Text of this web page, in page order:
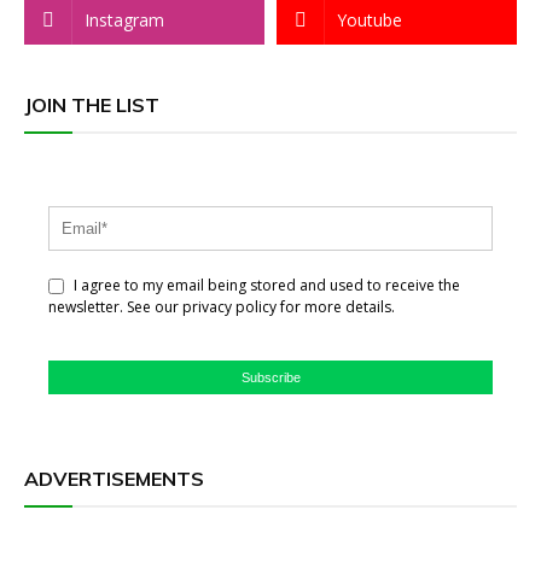
Instagram Youtube
JOIN THE LIST
I agree to my email being stored and used to receive the
newsletter. See our privacy policy for more details.
Subscribe
ADVERTISEMENTS